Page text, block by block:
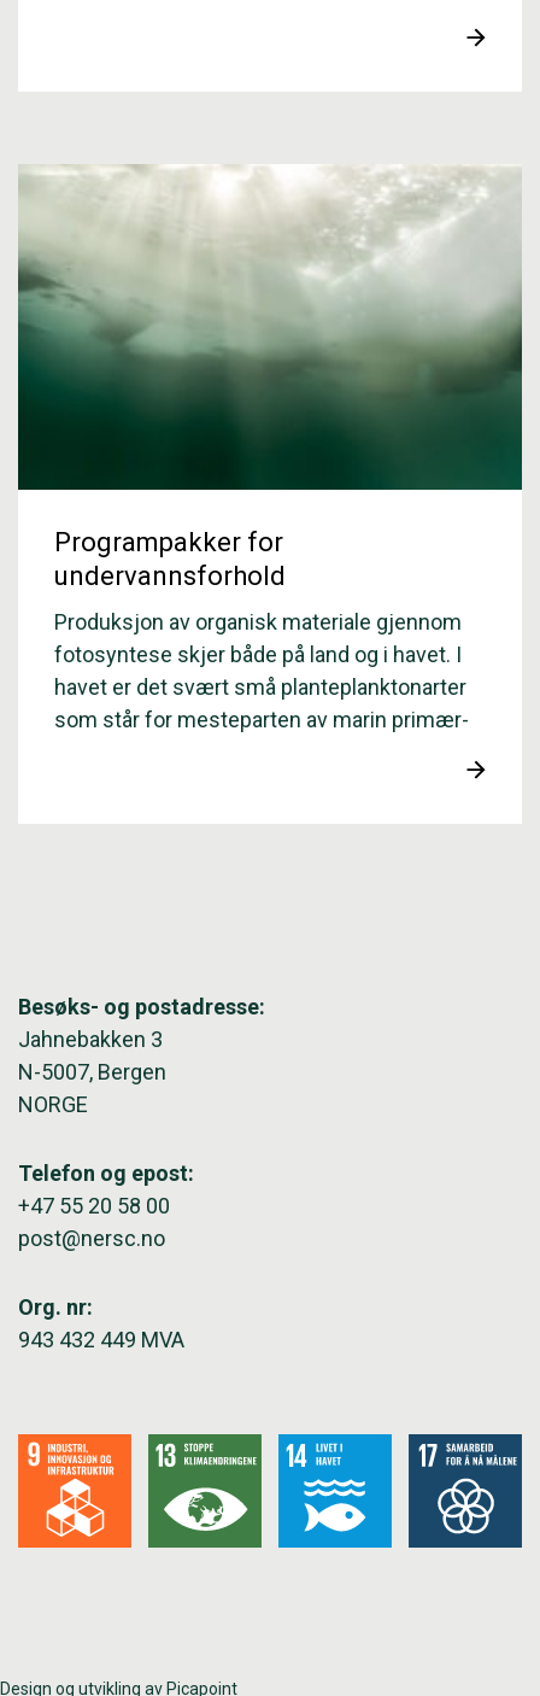
Programpakker for
undervannsforhold
Produksjon av organisk materiale gjennom
fotosyntese skjer både på land og i havet. I
havet er det svært små plante­­plankton­­arter
som står for mesteparten av marin primær­­
Besøks- og postadresse:
Jahnebakken 3
N-5007, Bergen
NORGE
Telefon og epost:
+47 55 20 58 00
post@nersc.no
Org. nr:
943 432 449 MVA
Design og utvikling av Picapoint